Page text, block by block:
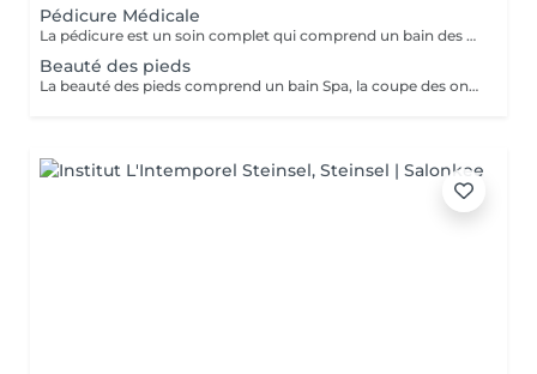
Pédicure Médicale
La pédicure est un soin complet qui comprend un bain des pieds Spa, la coupe et le limage des ongles, la pousse et la coupe des cuticules, le traitement des ongles incarnés ainsi que celui des callosités et/ou des cors au credo, au bistouri, à la râpe et à la fraiseuse.
Beauté des pieds
La beauté des pieds comprend un bain Spa, la coupe des ongles, la pousse et la coupe des cuticules ainsi que le traitement des callosités à la râpe et à la fraiseuse.